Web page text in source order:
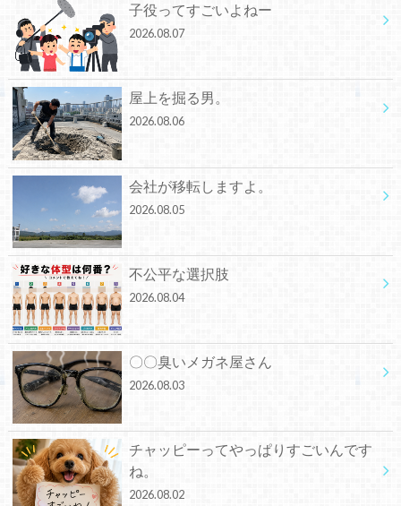
子役ってすごいよねー
2026.08.07
屋上を掘る男。
2026.08.06
会社が移転しますよ。
2026.08.05
不公平な選択肢
2026.08.04
〇〇臭いメガネ屋さん
2026.08.03
チャッピーってやっぱりすごいんです
ね。
2026.08.02